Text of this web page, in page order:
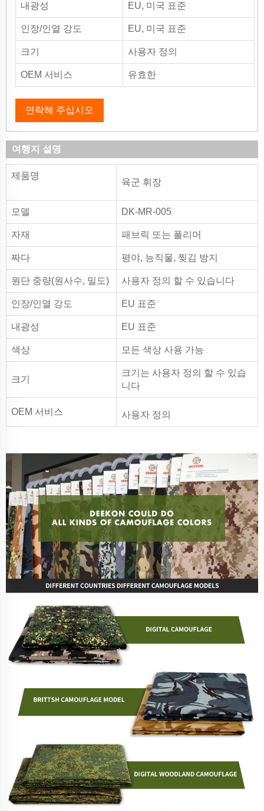
내광성 EU, 미국 표준
인장/인열 강도 EU, 미국 표준
크기 사용자 정의
OEM 서비스 유효한
연락해 주십시오
여행지 설명
제품명
육군 휘장
모델 DK-MR-005
자재 패브릭 또는 폴리머
짜다 평야, 능직물, 찢김 방지
원단 중량(원사수, 밀도) 사용자 정의 할 수 있습니다
인장/인열 강도 EU 표준
내광성 EU 표준
색상 모든 색상 사용 가능
크기
크기는 사용자 정의 할 수 있습
니다
OEM 서비스 사용자 정의